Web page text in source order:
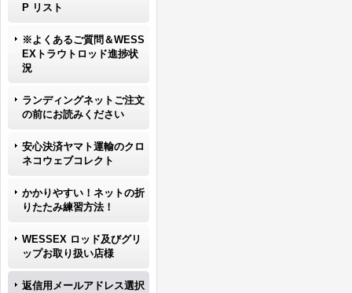
P リスト
※よくあるご質問＆WESS
EXトラウトロッド進捗状
況
ランディングネットご注文
の前にお読みください
安心決済ヤマト運輸のクロ
ネコウェブコレクト
かかりやすい！ネットの折
りたたみ練習方法！
WESSEX ロッド及びグリ
ップお取り扱い店様
返信用メールアドレス選択